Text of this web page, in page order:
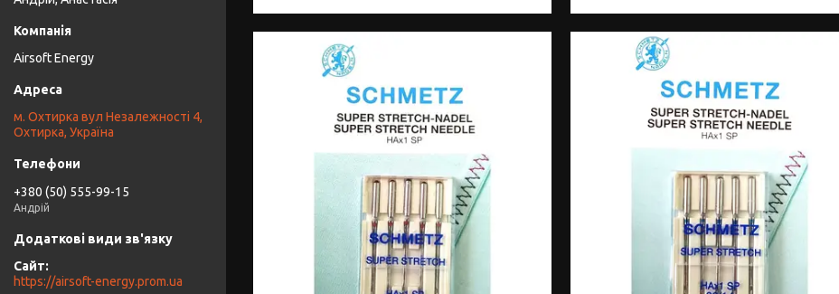
Airsoft Energy
м. Охтирка вул Незалежності 4,
Охтирка, Україна
+380 (50) 555-99-15
Андрій
https://airsoft-energy.prom.ua